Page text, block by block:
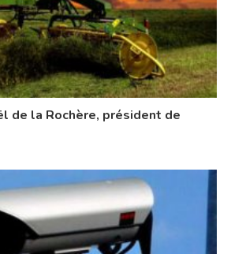
de la Rochère, président de